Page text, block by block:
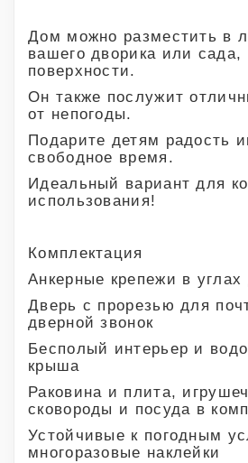
Дом можно разместить в
вашего дворика или сада,
поверхности.
Он также послужит
от непогоды.
Подарите детям радость
свободное время.
Идеальный вариант для
использования!
Комплектация
Анкерные крепежи в углах
Дверь с прорезью для
дверной звонок
Бесполый интерьер и
крыша
Раковина и плита,
сковороды и посуда в
Устойчивые к погодным
многоразовые наклейки